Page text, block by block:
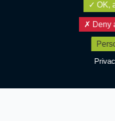
OK,
Deny